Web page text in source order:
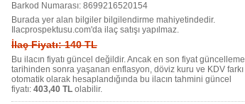
Barkod Numarası: 8699216520154
Burada yer alan bilgiler bilgilendirme mahiyetindedir.
Ilacprospektusu.com'da ilaç satışı yapılmaz.
İlaç Fiyatı: 140 TL
Bu ilacın fiyatı güncel değildir. Ancak en son fiyat güncelleme
tarihinden sonra yaşanan enflasyon, döviz kuru ve KDV farkı
otomatik olarak hesaplandığında bu ilacın tahmini güncel
fiyatı: 403,40 TL olabilir.